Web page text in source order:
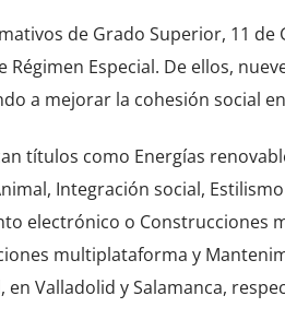
de Grado Superior, 11 de
Régimen Especial. De ellos,
a mejorar la cohesión social
títulos como Energías
Integración social,
electrónico o Construcciones
multiplataforma y
Valladolid y Salamanca,